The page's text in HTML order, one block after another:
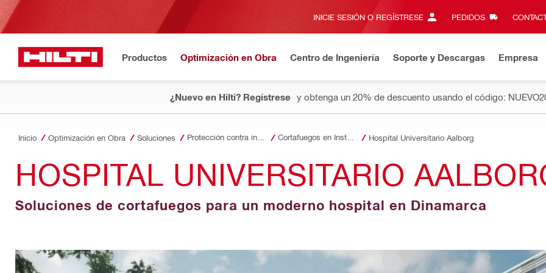
INICIE SESIÓN O REGÍSTRESE PEDIDOS
Productos Optimización en Obra Centro de Ingeniería Soporte y Descargas Empresa
¿Nuevo en Hilti? Regístrese y obtenga un 20% de descuento usando el código:
Inicio Optimización en Obra Soluciones Hospital Universitario Aalborg
HOSPITAL UNIVERSITARIO
Soluciones de cortafuegos para un moderno hospital en Dinamarca